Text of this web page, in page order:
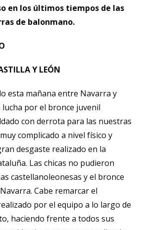
en los últimos tiempos de las
de balonmano.
Y LEÓN
esta mañana entre Navarra y
lucha por el bronce juvenil
con derrota para las nuestras
complicado a nivel físico y
desgaste realizado en la
Las chicas no pudieron
castellanoleonesas y el bronce
Cabe remarcar el
por el equipo a lo largo de
haciendo frente a todos sus